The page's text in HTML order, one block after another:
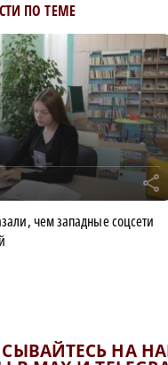
ПО ТЕМЕ
r
чем западные соцсети
НА